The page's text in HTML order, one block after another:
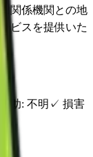
関係機関との地
ビスを提供いた
助: 不明 ✓ 損害